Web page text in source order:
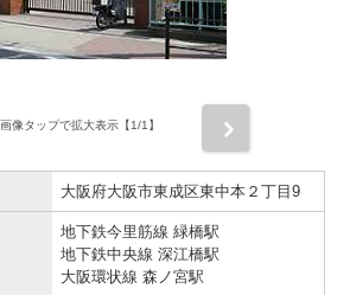
画像タップで拡大表示【1/1】
大阪府大阪市東成区東中本２丁目9
地下鉄今里筋線 緑橋駅
地下鉄中央線 深江橋駅
大阪環状線 森ノ宮駅